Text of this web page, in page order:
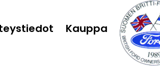
Kauppa